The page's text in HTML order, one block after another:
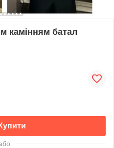
камінням батал
Купити